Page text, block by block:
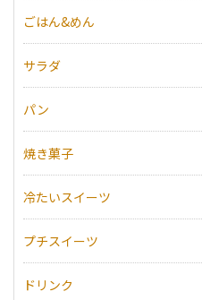
ごはん&めん
サラダ
パン
焼き菓子
冷たいスイーツ
プチスイーツ
ドリンク